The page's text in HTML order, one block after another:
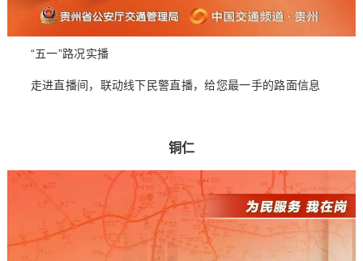
“五一”路况实播
走进直播间，联动线下民警直播，给您最一手的路面信息
铜仁